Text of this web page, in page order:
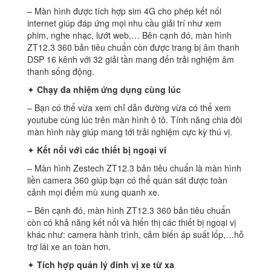
– Màn hình được tích hợp sim 4G cho phép kết nối
internet giúp đáp ứng mọi nhu cầu giải trí như xem
phim, nghe nhạc, lướt web,… Bên cạnh đó, màn hình
ZT12.3 360 bản tiêu chuẩn còn được trang bị âm thanh
DSP 16 kênh với 32 giải tần mang đến trải nghiệm âm
thanh sống động.
✦ Chạy đa nhiệm ứng dụng cùng lúc
– Bạn có thể vừa xem chỉ dẫn đường vừa có thể xem
youtube cùng lúc trên màn hình ô tô. Tính năng chia đôi
màn hình này giúp mang tới trải nghiệm cực kỳ thú vị.
✦ Kết nối với các thiết bị ngoại vi
– Màn hình Zestech ZT12.3 bản tiêu chuẩn là màn hình
liền camera 360 giúp bạn có thể quan sát được toàn
cảnh mọi điểm mù xung quanh xe.
– Bên cạnh đó, màn hình ZT12.3 360 bản tiêu chuẩn
còn có khả năng kết nối và hiển thị các thiết bị ngoại vị
khác như: camera hành trình, cảm biến áp suất lốp,…hỗ
trợ lái xe an toàn hơn.
✦ Tích hợp quản lý đinh vị xe từ xa